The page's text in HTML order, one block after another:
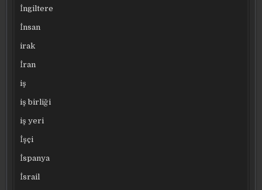
İngiltere
İnsan
irak
İran
iş
iş birliği
iş yeri
İşçi
İspanya
İsrail